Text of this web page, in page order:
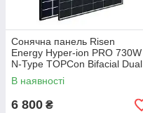
Сонячна панель Risen
Energy Hyper-ion PRO 730W
N-Type TOPCon Bifacial Dual
Glass Mono (RSM132-8-
730BHDG)
В наявності
6 800 ₴